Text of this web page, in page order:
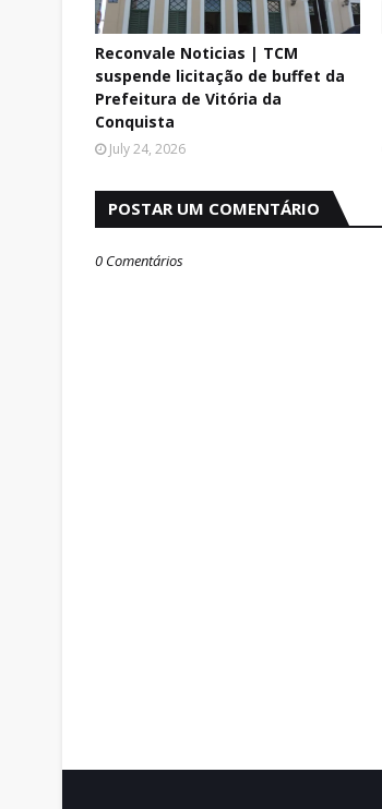
Reconvale Noticias | TCM
suspende licitação de buffet da
Prefeitura de Vitória da
Conquista
July 24, 2026
POSTAR UM COMENTÁRIO
0 Comentários